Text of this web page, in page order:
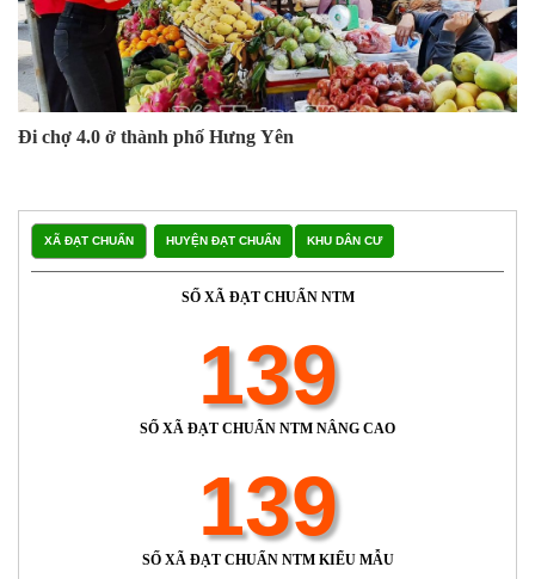
Đi chợ 4.0 ở thành phố Hưng Yên
XÃ ĐẠT CHUẨN HUYỆN ĐẠT CHUẨN KHU DÂN CƯ
SỐ XÃ ĐẠT CHUẨN NTM
139
SỐ XÃ ĐẠT CHUẨN NTM NÂNG CAO
139
SỐ XÃ ĐẠT CHUẨN NTM KIỂU MẪU